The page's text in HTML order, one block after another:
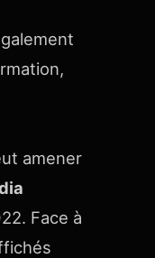
amener
Face à